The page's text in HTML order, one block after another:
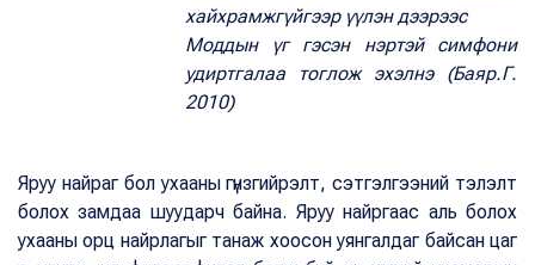
хайхрамжгүйгээр үүлэн дээрээс
Моддын үг гэсэн нэртэй симфони
удиртгалаа тоглож эхэлнэ (Баяр.Г.
2010)
Яруу найраг бол ухааны гүнзгийрэлт, сэтгэлгээний тэлэлт
болох замдаа шуударч байна. Яруу найргаас аль болох
ухааны орц найрлагыг танаж хоосон уянгалдаг байсан цаг